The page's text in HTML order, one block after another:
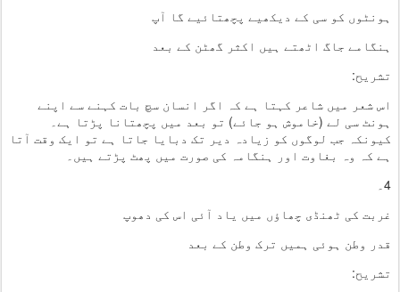
ہونٹوں کو سی کے دیکھیے پچھتائیے گا آپ
ہنگامے جاگ اٹھتے ہیں اکثر گھٹن کے بعد
تشریح:
اس شعر میں شاعر کہتا ہے کہ اگر انسان سچ بات کہنے سے اپنے
ہونٹ سی لے (خاموش ہو جائے) تو بعد میں پچھتانا پڑتا ہے۔
کیونکہ جب لوگوں کو زیادہ دیر تک دبایا جاتا ہے تو ایک وقت آتا
ہے کہ وہ بغاوت اور ہنگامہ کی صورت میں پھٹ پڑتے ہیں۔
4۔
غربت کی ٹھنڈی چھاؤں میں یاد آئی اس کی دھوپ
قدر وطن ہوئی ہمیں ترک وطن کے بعد
تشریح: